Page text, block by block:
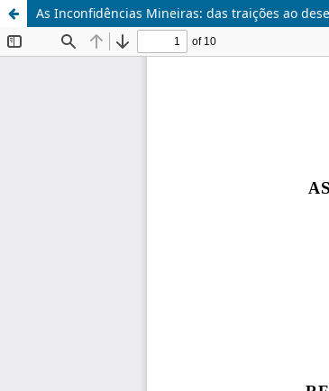
As Inconfidências Mineiras: das traições ao